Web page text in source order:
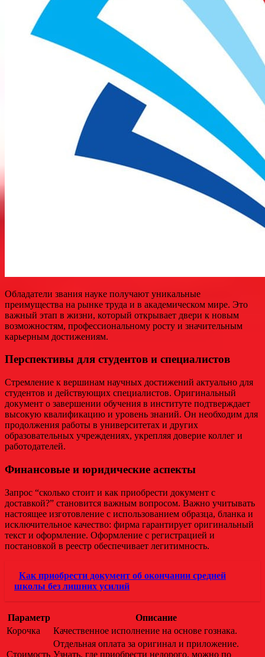
Обладатели звания науке получают уникальные
преимущества на рынке труда и в академическом мире. Это
важный этап в жизни, который открывает двери к новым
возможностям, профессиональному росту и значительным
карьерным достижениям.
Перспективы для студентов и специалистов
Стремление к вершинам научных достижений актуально для
студентов и действующих специалистов. Оригинальный
документ о завершении обучения в институте подтверждает
высокую квалификацию и уровень знаний. Он необходим для
продолжения работы в университетах и других
образовательных учреждениях, укрепляя доверие коллег и
работодателей.
Финансовые и юридические аспекты
Запрос “сколько стоит и как приобрести документ с
доставкой?” становится важным вопросом. Важно учитывать
настоящее изготовление с использованием образца, бланка и
исключительное качество: фирма гарантирует оригинальный
текст и оформление. Оформление с регистрацией и
постановкой в реестр обеспечивает легитимность.
Как приобрести документ об окончании средней
школы без лишних усилий
Параметр
Описание
Корочка
Качественное исполнение на основе гознака.
Стоимость
Отдельная оплата за оригинал и приложение.
Узнать, где приобрести недорого, можно по